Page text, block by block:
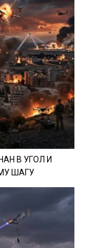
В УГОЛ И
ШАГУ